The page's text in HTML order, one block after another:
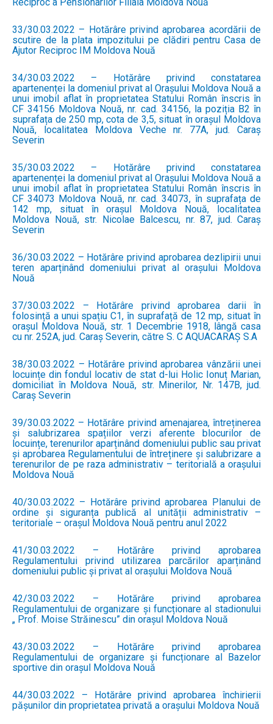
33/30.03.2022 – Hotărâre privind aprobarea acordării de
scutire de la plata impozitului pe clădiri pentru Casa de
Ajutor Reciproc IM Moldova Nouă
34/30.03.2022 – Hotărâre privind constatarea
apartenenței la domeniul privat al Orașului Moldova Nouă a
unui imobil aflat în proprietatea Statului Român înscris în
CF 34156 Moldova Nouă, nr. cad. 34156, la poziția B2 în
suprafața de 250 mp, cota de 3,5, situat în orașul Moldova
Nouă, localitatea Moldova Veche nr. 77A, jud. Caraș
Severin
35/30.03.2022 – Hotărâre privind constatarea
apartenenței la domeniul privat al Orașului Moldova Nouă a
unui imobil aflat în proprietatea Statului Român înscris în
CF 34073 Moldova Nouă, nr. cad. 34073, în suprafața de
142 mp, situat în orașul Moldova Nouă, localitatea
Moldova Nouă, str. Nicolae Balcescu, nr. 87, jud. Caraș
Severin
36/30.03.2022 – Hotărâre privind aprobarea dezlipirii unui
teren aparținând domeniului privat al orașului Moldova
Nouă
37/30.03.2022 – Hotărâre privind aprobarea darii în
folosință a unui spațiu C1, în suprafață de 12 mp, situat în
orașul Moldova Nouă, str. 1 Decembrie 1918, lângă casa
cu nr. 252A, jud. Caraș Severin, către S. C AQUACARAȘ S.A
38/30.03.2022 – Hotărâre privind aprobarea vânzării unei
locuințe din fondul locativ de stat d-lui Holic Ionuț Marian,
domiciliat în Moldova Nouă, str. Minerilor, Nr. 147B, jud.
Caraș Severin
39/30.03.2022 – Hotărâre privind amenajarea, întreținerea
și salubrizarea spațiilor verzi aferente blocurilor de
locuințe, terenurilor aparținând domeniului public sau privat
și aprobarea Regulamentului de întreținere și salubrizare a
terenurilor de pe raza administrativ – teritorială a orașului
Moldova Nouă
40/30.03.2022 – Hotărâre privind aprobarea Planului de
ordine și siguranța publică al unității administrativ –
teritoriale – orașul Moldova Nouă pentru anul 2022
41/30.03.2022 – Hotărâre privind aprobarea
Regulamentului privind utilizarea parcărilor aparținând
domeniului public și privat al orașului Moldova Nouă
42/30.03.2022 – Hotărâre privind aprobarea
Regulamentului de organizare și funcționare al stadionului
„ Prof. Moise Străinescu” din orașul Moldova Nouă
43/30.03.2022 – Hotărâre privind aprobarea
Regulamentului de organizare și funcționare al Bazelor
sportive din orașul Moldova Nouă
44/30.03.2022 – Hotărâre privind aprobarea închirierii
pășunilor din proprietatea privată a orașului Moldova Nouă